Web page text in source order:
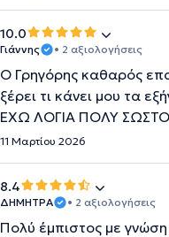
10.0
Γιάννης • 2 αξιολογήσεις
Ο Γρηγόρης καθαρός
ξέρει τι κάνει μου τα
ΕΧΩ ΛΟΓΙΑ ΠΟΛΥ
11 Μαρτίου 2026
8.4
ΔΗΜΗΤΡΑ • 2 αξιολογήσεις
Πολύ έμπιστος με